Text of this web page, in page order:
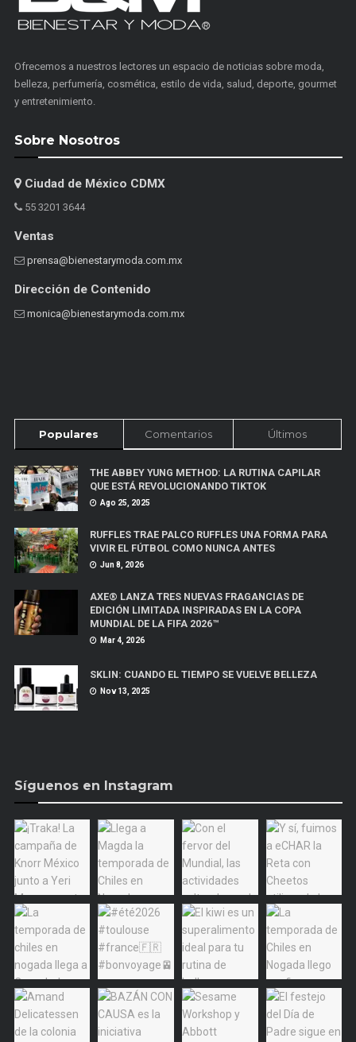
Ofrecemos a nuestros lectores un espacio de noticias sobre moda,
belleza, perfumería, cosmética, estilo de vida, salud, deporte, gourmet
y entretenimiento.
Sobre Nosotros
Ciudad de México CDMX
55 3201 3644
Ventas
prensa@bienestarymoda.com.mx
Dirección de Contenido
monica@bienestarymoda.com.mx
Populares Comentarios Últimos
THE ABBEY YUNG METHOD: LA RUTINA CAPILAR
QUE ESTÁ REVOLUCIONANDO TIKTOK
Ago 25, 2025
RUFFLES TRAE PALCO RUFFLES UNA FORMA PARA
VIVIR EL FÚTBOL COMO NUNCA ANTES
Jun 8, 2026
AXE® LANZA TRES NUEVAS FRAGANCIAS DE
EDICIÓN LIMITADA INSPIRADAS EN LA COPA
MUNDIAL DE LA FIFA 2026™
Mar 4, 2026
SKLIN: CUANDO EL TIEMPO SE VUELVE BELLEZA
Nov 13, 2025
Síguenos en Instagram